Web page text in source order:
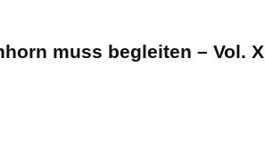
muss begleiten – Vol. X